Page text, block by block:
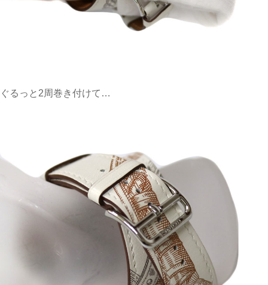
ぐるっと2周巻き付けて…